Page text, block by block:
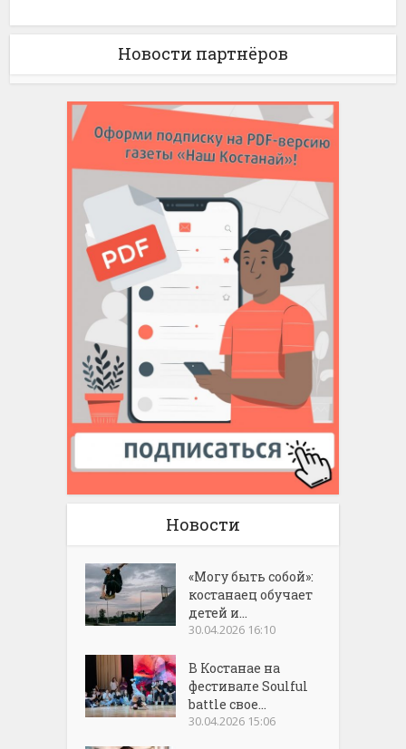
Новости партнёров
Новости
«Могу быть собой»:
костанаец обучает
детей и...
30.04.2026 16:10
В Костанае на
фестивале Soulful
battle свое...
30.04.2026 15:06